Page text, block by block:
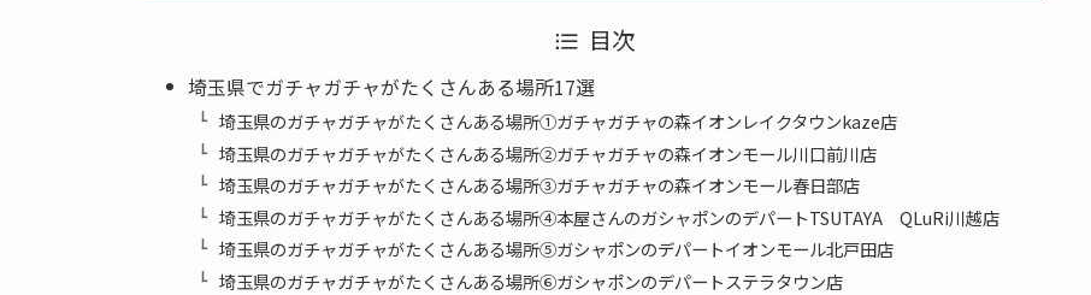
目次
埼玉県でガチャガチャがたくさんある場所17選
埼玉県のガチャガチャがたくさんある場所①ガチャガチャの森イオンレイクタウンkaze店
埼玉県のガチャガチャがたくさんある場所②ガチャガチャの森イオンモール川口前川店
埼玉県のガチャガチャがたくさんある場所③ガチャガチャの森イオンモール春日部店
埼玉県のガチャガチャがたくさんある場所④本屋さんのガシャポンのデパートTSUTAYA QLuRi川越店
埼玉県のガチャガチャがたくさんある場所⑤ガシャポンのデパートイオンモール北戸田店
埼玉県のガチャガチャがたくさんある場所⑥ガシャポンのデパートステラタウン店